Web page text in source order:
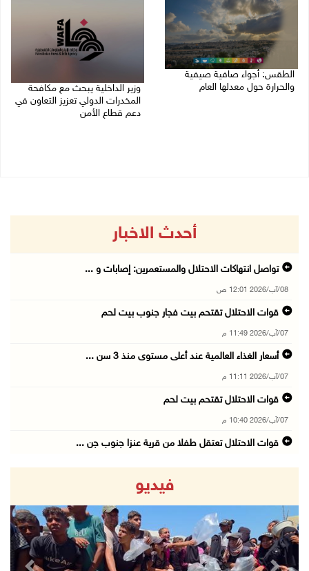
الطقس: أجواء صافية صيفية
والحرارة حول معدلها العام
وزير الداخلية يبحث مع مكافحة
المخدرات الدولي تعزيز التعاون في
دعم قطاع الأمن
أحدث الاخبار
تواصل انتهاكات الاحتلال والمستعمرين: إصابات و ...
08/آب/2026 12:01 ص
قوات الاحتلال تقتحم بيت فجار جنوب بيت لحم
07/آب/2026 11:49 م
أسعار الغذاء العالمية عند أعلى مستوى منذ 3 سن ...
07/آب/2026 11:11 م
قوات الاحتلال تقتحم بيت لحم
07/آب/2026 10:40 م
قوات الاحتلال تعتقل طفلا من قرية عنزا جنوب جن ...
قوات الاحتلال تغلق مداخل يعبد جنوب غرب جنين
07/آب/2026 10:15 م
الاحتلال يعيق تنقل المواطنين ويقتحم بلدات شرق ...
07/آب/2026 08:52 م
فيديو